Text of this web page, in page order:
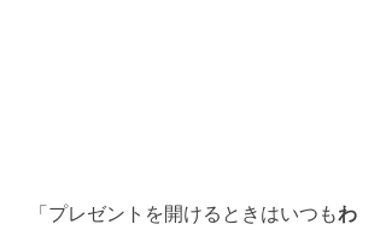
「プレゼントを開けるときはいつもわ